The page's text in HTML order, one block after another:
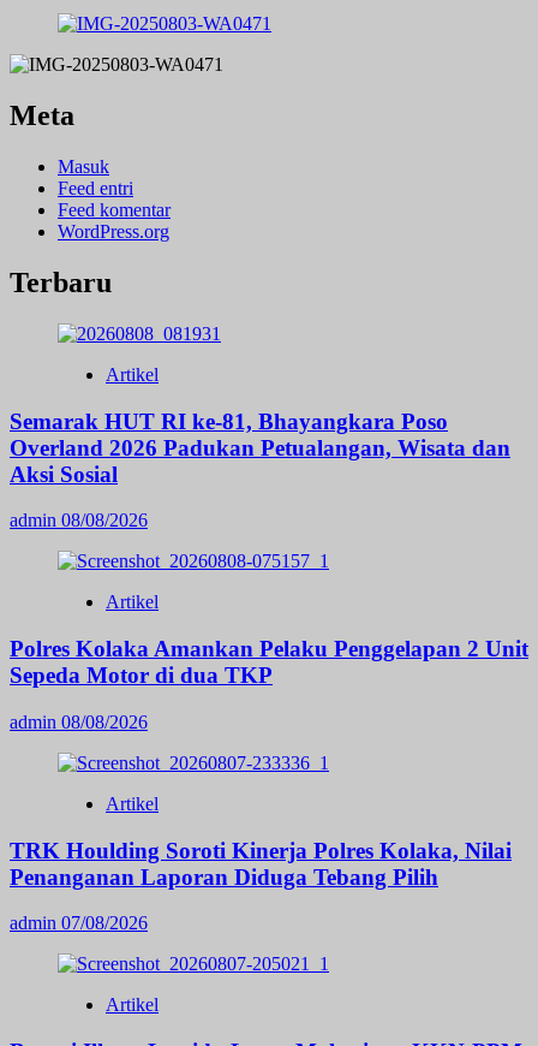
Meta
Masuk
Feed entri
Feed komentar
WordPress.org
Terbaru
Artikel
Semarak HUT RI ke-81, Bhayangkara Poso
Overland 2026 Padukan Petualangan, Wisata dan
Aksi Sosial
admin 08/08/2026
Artikel
Polres Kolaka Amankan Pelaku Penggelapan 2 Unit
Sepeda Motor di dua TKP
admin 08/08/2026
Artikel
TRK Houlding Soroti Kinerja Polres Kolaka, Nilai
Penanganan Laporan Diduga Tebang Pilih
admin 07/08/2026
Artikel